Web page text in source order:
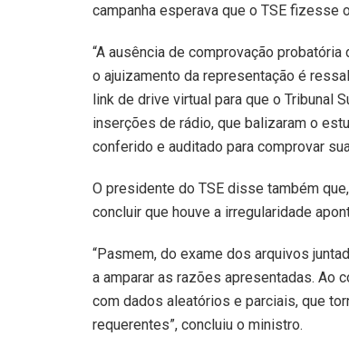
campanha esperava que o TSE fizesse
“A ausência de comprovação
o ajuizamento da representação é
link de drive virtual para que o Tribunal
inserções de rádio, que balizaram o
conferido e auditado para comprovar
O presidente do TSE disse também
concluir que houve a irregularidade
“Pasmem, do exame dos arquivos
a amparar as razões apresentadas. Ao
com dados aleatórios e parciais, que
requerentes”, concluiu o ministro.